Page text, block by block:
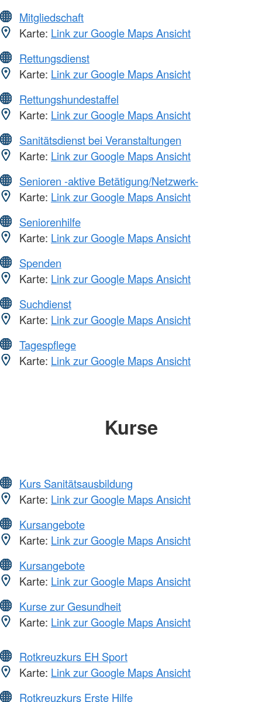
Mitgliedschaft
Karte: Link zur Google Maps Ansicht
Rettungsdienst
Karte: Link zur Google Maps Ansicht
Rettungshundestaffel
Karte: Link zur Google Maps Ansicht
Sanitätsdienst bei Veranstaltungen
Karte: Link zur Google Maps Ansicht
Senioren -aktive Betätigung/Netzwerk-
Karte: Link zur Google Maps Ansicht
Seniorenhilfe
Karte: Link zur Google Maps Ansicht
Spenden
Karte: Link zur Google Maps Ansicht
Suchdienst
Karte: Link zur Google Maps Ansicht
Tagespflege
Karte: Link zur Google Maps Ansicht
Kurse
Kurs Sanitätsausbildung
Karte: Link zur Google Maps Ansicht
Kursangebote
Karte: Link zur Google Maps Ansicht
Kursangebote
Karte: Link zur Google Maps Ansicht
Kurse zur Gesundheit
Karte: Link zur Google Maps Ansicht
Rotkreuzkurs EH Sport
Karte: Link zur Google Maps Ansicht
Rotkreuzkurs Erste Hilfe